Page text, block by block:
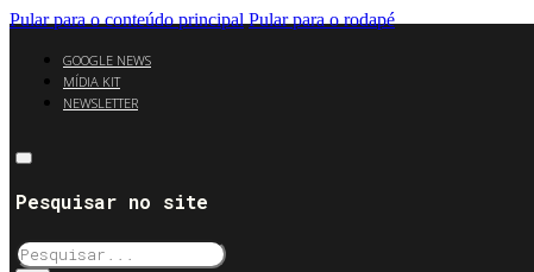
Pular para o conteúdo principal Pular para o rodapé
GOOGLE NEWS
MÍDIA KIT
NEWSLETTER
Pesquisar no site
Pesquisar